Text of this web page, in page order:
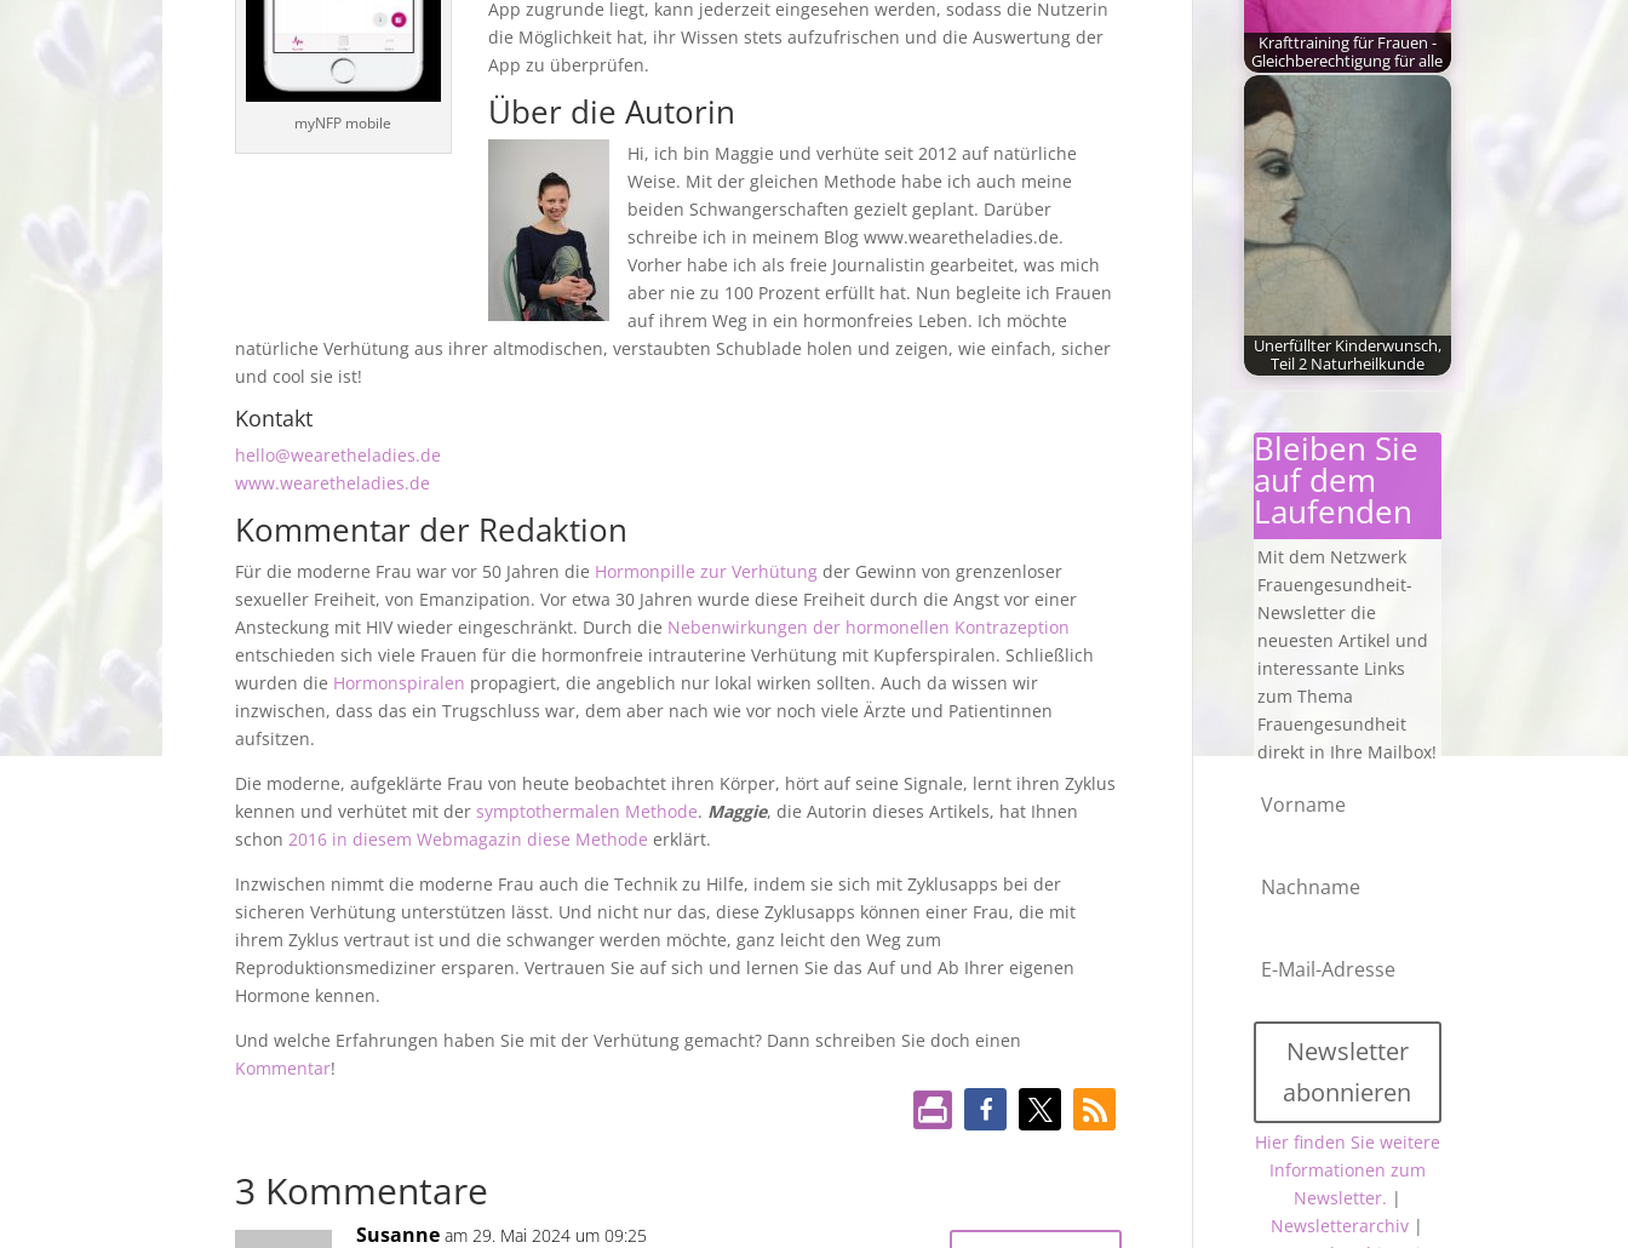
myNFP mobile
App zugrunde liegt, kann jederzeit eingesehen werden, sodass die Nutzerin
die Möglichkeit hat, ihr Wissen stets aufzufrischen und die Auswertung der
App zu überprüfen.
Über die Autorin
Hi, ich bin Maggie und verhüte seit 2012 auf natürliche
Weise. Mit der gleichen Methode habe ich auch meine
beiden Schwangerschaften gezielt geplant. Darüber
schreibe ich in meinem Blog www.wearetheladies.de.
Vorher habe ich als freie Journalistin gearbeitet, was mich
aber nie zu 100 Prozent erfüllt hat. Nun begleite ich Frauen
auf ihrem Weg in ein hormonfreies Leben. Ich möchte
natürliche Verhütung aus ihrer altmodischen, verstaubten Schublade holen und zeigen, wie einfach, sicher
und cool sie ist!
Kontakt
hello@wearetheladies.de
www.wearetheladies.de
Kommentar der Redaktion
Für die moderne Frau war vor 50 Jahren die Hormonpille zur Verhütungder Gewinn von grenzenloser
sexueller Freiheit, von Emanzipation. Vor etwa 30 Jahren wurde diese Freiheit durch die Angst vor einer
Ansteckung mit HIV wieder eingeschränkt. Durch die Nebenwirkungen der hormonellen Kontrazeption
entschieden sich viele Frauen für die hormonfreie intrauterine Verhütung mit Kupferspiralen. Schließlich
wurden die Hormonspiralen propagiert, die angeblich nur lokal wirken sollten. Auch da wissen wir
inzwischen, dass das ein Trugschluss war, dem aber nach wie vor noch viele Ärzte und Patientinnen
aufsitzen.
Die moderne, aufgeklärte Frau von heute beobachtet ihren Körper, hört auf seine Signale, lernt ihren Zyklus
kennen und verhütet mit dersymptothermalen Methode. Maggie, die Autorin dieses Artikels, hat Ihnen
schon 2016 in diesem Webmagazin diese Methode erklärt.
Inzwischen nimmt die moderne Frau auch die Technik zu Hilfe, indem sie sich mit Zyklusapps bei der
sicheren Verhütung unterstützen lässt. Und nicht nur das, diese Zyklusapps können einer Frau, die mit
ihrem Zyklus vertraut ist und die schwanger werden möchte, ganz leicht den Weg zum
Reproduktionsmediziner ersparen. Vertrauen Sie auf sich und lernen Sie das Auf und Ab Ihrer eigenen
Hormone kennen.
Und welche Erfahrungen haben Sie mit der Verhütung gemacht? Dann schreiben Sie doch einen
Kommentar!
3 Kommentare
Susanne am 29. Mai 2024 um 09:25
Krafttraining für Frauen -
Gleichberechtigung für alle
Für viele Frauen ist
Krafttraining immer
noch ein rotes Tuch.…
Unerfüllter Kinderwunsch,
Teil 2 Naturheilkunde
Viele Paare mit
Kinderwunsch fühlen
sich von der stark…
Bleiben Sie
auf dem
Laufenden
Mit dem Netzwerk
Frauengesundheit-
Newsletter die
neuesten Artikel und
interessante Links
zum Thema
Frauengesundheit
direkt in Ihre Mailbox!
Newsletter
abonnieren
Hier finden Sie weitere
Informationen zum
Newsletter. |
Newsletterarchiv |